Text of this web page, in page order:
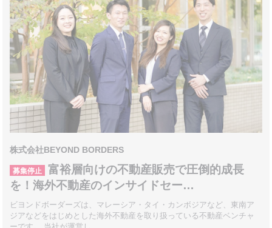
株式会社BEYOND BORDERS
募集停止
富裕層向けの不動産販売で圧倒的成長
を！海外不動産のインサイドセー…
ビヨンドボーダーズは、マレーシア・タイ・カンボジアなど、東南ア
ジアなどをはじめとした海外不動産を取り扱っている不動産ベンチャ